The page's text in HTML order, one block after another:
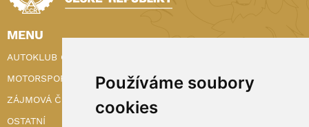
Používáme soubory
cookies
MENU
AUTOKLUB ČR
MOTORSPORT
ZÁJMOVÁ ČINNOST
OSTATNÍ